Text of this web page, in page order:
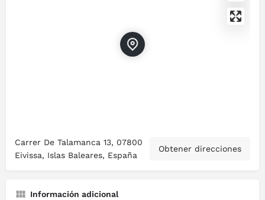
Carrer De Talamanca 13, 07800
Eivissa, Islas Baleares, España
Obtener direcciones
Información adicional